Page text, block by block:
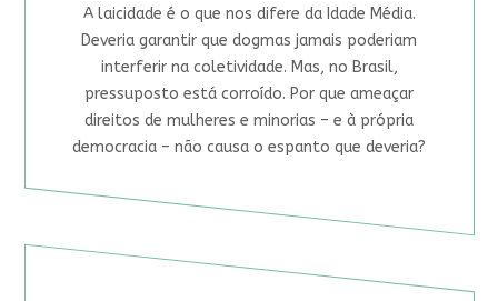
A laicidade é o que nos difere da Idade Média.
Deveria garantir que dogmas jamais poderiam
interferir na coletividade. Mas, no Brasil,
pressuposto está corroído. Por que ameaçar
direitos de mulheres e minorias – e à própria
democracia – não causa o espanto que deveria?